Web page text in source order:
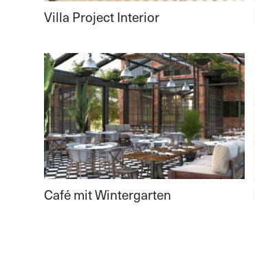
Villa Project Interior
Café mit Wintergarten